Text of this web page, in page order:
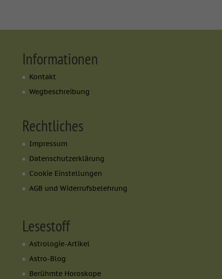
Informationen
Kontakt
Wegbeschreibung
Rechtliches
Impressum
Datenschutzerklärung
Cookie Einstellungen
AGB und Widerrufsbelehrung
Lesestoff
Astrologie-Artikel
Astro-Blog
Berühmte Horoskope